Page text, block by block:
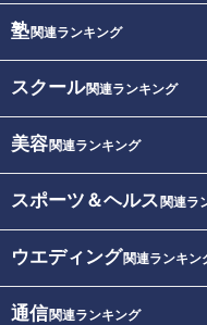
塾関連ランキング
スクール関連ランキング
美容関連ランキング
スポーツ＆ヘルス 関連ラ
ウエディング関連ランキン
通信関連ランキング